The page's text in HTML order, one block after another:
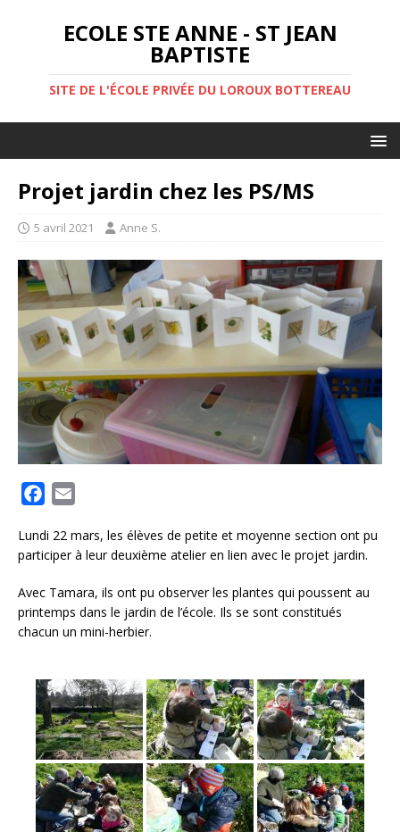
ECOLE STE ANNE - ST JEAN
BAPTISTE
SITE DE L'ÉCOLE PRIVÉE DU LOROUX BOTTEREAU
Projet jardin chez les PS/MS
5 avril 2021 Anne S.
c
e
b
o
o
a
i
l
Lundi 22 mars, les élèves de petite et moyenne section ont pu
participer à leur deuxième atelier en lien avec le projet jardin.
Avec Tamara, ils ont pu observer les plantes qui poussent au
printemps dans le jardin de l’école. Ils se sont constitués
chacun un mini-herbier.